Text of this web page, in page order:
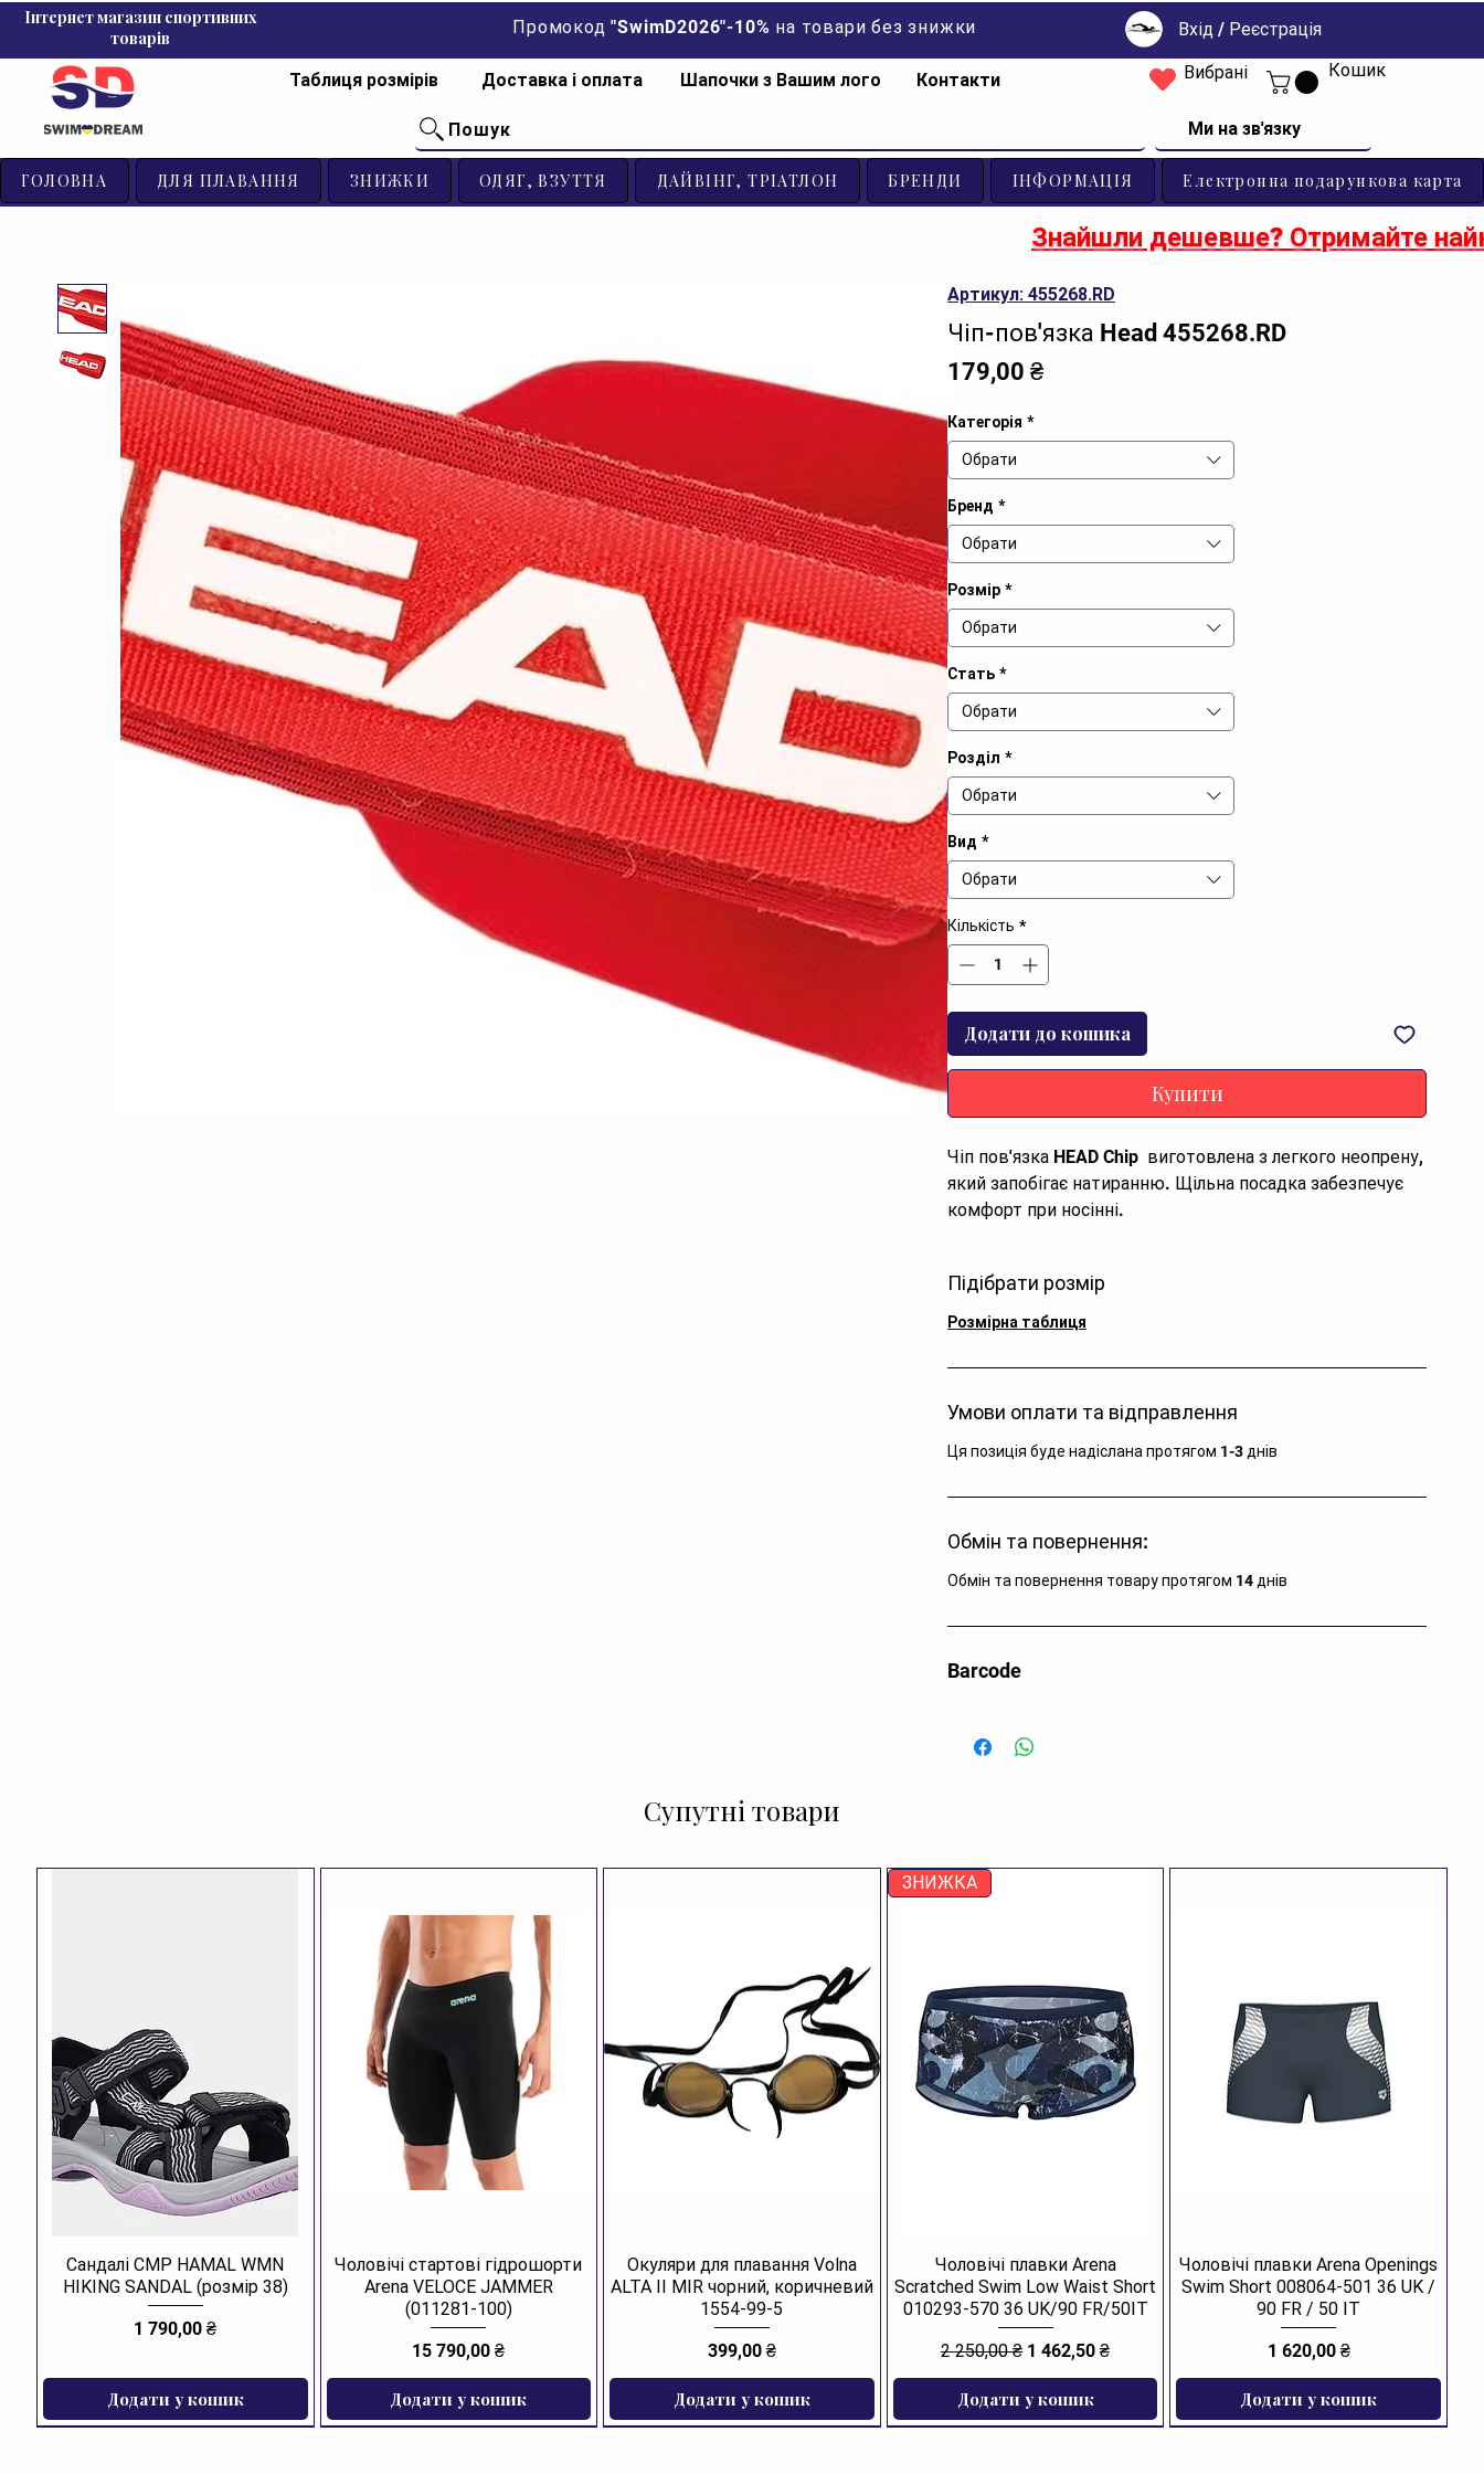
Інтернет магазин спортивних
товарів
Промокод "SwimD2026"-10% на товари без знижки Вхід / Реєстрація
Таблиця розмірів Доставка і оплата Шапочки з Вашим лого Контакти Вибрані Кошик
Пошук Ми на зв'язку
ГОЛОВНА ДЛЯ ПЛАВАННЯ ЗНИЖКИ ОДЯГ, ВЗУТТЯ ДАЙВІНГ, ТРІАТЛОН БРЕНДИ ІНФОРМАЦІЯ Електронна подарункова карта
Артикул: 455268.RD
Чіп-пов'язка Head 455268.RD
179,00 ₴Ціна
Категорія *
Обрати
Бренд *
Обрати
Розмір *
Обрати
Стать *
Обрати
Розділ *
Обрати
Вид *
Обрати
Кількість *
Додати до кошика
Купити
Чіп пов'язка HEAD Chip  виготовлена з легкого неопрену,
який запобігає натиранню. Щільна посадка забезпечує
комфорт при носінні.
Підібрати розмір
Розмірна таблиця
Умови оплати та відправлення
Ця позиція буде надіслана протягом 1-3 днів
Обмін та повернення:
Обмін та повернення товару протягом 14 днів
Barcode
Знайшли дешевше? Отримайте
Супутні товари
Сандалі CMP HAMAL WMN
HIKING SANDAL (розмір 38)
Ціна
1 790,00 ₴
Додати у кошик
Чоловічі стартові гідрошорти
Arena VELOCE JAMMER
(011281-100)
Ціна
15 790,00 ₴
Додати у кошик
Окуляри для плавання Volna
ALTA II MIR чорний, коричневий
1554-99-5
Ціна
399,00 ₴
Додати у кошик
ЗНИЖКА
Чоловічі плавки Arena
Scratched Swim Low Waist Short
010293-570 36 UK/90 FR/50IT
Звичайна ціна
2 250,00 ₴ За розпродажем
1 462,50 ₴
Додати у кошик
Чоловічі плавки Arena Openings
Swim Short 008064-501 36 UK /
90 FR / 50 IT
Ціна
1 620,00 ₴
Додати у кошик